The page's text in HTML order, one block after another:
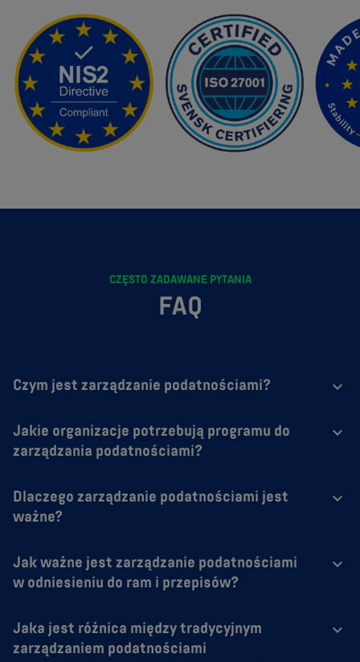
CZĘSTO ZADAWANE PYTANIA
FAQ
Czym jest zarządzanie podatnościami?
Jakie organizacje potrzebują programu do
zarządzania podatnościami?
Dlaczego zarządzanie podatnościami jest
ważne?
Jak ważne jest zarządzanie podatnościami
w odniesieniu do ram i przepisów?
Jaka jest różnica między tradycyjnym
zarządzaniem podatnościami